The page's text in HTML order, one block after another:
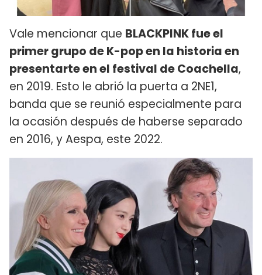
Vale mencionar que BLACKPINK fue el
primer grupo de K-pop en la historia en
presentarte en el festival de Coachella,
en 2019. Esto le abrió la puerta a 2NE1,
banda que se reunió especialmente para
la ocasión después de haberse separado
en 2016, y Aespa, este 2022.